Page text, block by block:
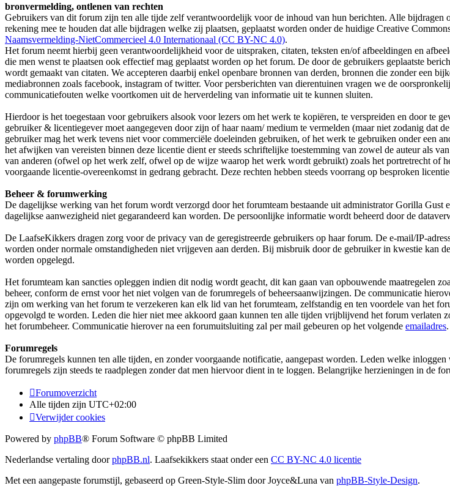
bronvermelding, ontlenen van rechten
Gebruikers van dit forum zijn ten alle tijde zelf verantwoordelijk voor de inhoud van hun berichten. Alle
rekening mee te houden dat alle bijdragen welke zij plaatsen, geplaatst worden onder de huidige Creative
Naamsvermelding-NietCommercieel 4.0 Internationaal (CC BY-NC 4.0).
Het forum neemt hierbij geen verantwoordelijkheid voor de uitspraken, citaten, teksten en/of afbeeldingen en
die men wenst te plaatsen ook effectief mag geplaatst worden op het forum. De door de gebruikers geplaatste
wordt gemaakt van citaten. We accepteren daarbij enkel openbare bronnen van derden, bronnen die zonder een
mediabronnen zoals facebook, instagram of twitter. Voor persberichten van dierentuinen vragen we de
communicatiefouten welke voortkomen uit de herverdeling van informatie uit te kunnen sluiten.
Hierdoor is het toegestaan voor gebruikers alsook voor lezers om het werk te kopiëren, te verspreiden en door te
gebruiker & licentiegever moet aangegeven door zijn of haar naam/ medium te vermelden (maar niet zodanig
gebruiker mag het werk tevens niet voor commerciële doeleinden gebruiken, of het werk te gebruiken onder een
het afwijken van vereisten binnen deze licentie dient er steeds schriftelijke toestemming van zowel de auteur als
van anderen (ofwel op het werk zelf, ofwel op de wijze waarop het werk wordt gebruikt) zoals het portretrecht of
voorgaande licentie-overeenkomst in gedrang gebracht. Deze rechten hebben steeds voorrang op besproken
Beheer & forumwerking
De dagelijkse werking van het forum wordt verzorgd door het forumteam bestaande uit administrator Gorilla
dagelijkse aanwezigheid niet gegarandeerd kan worden. De persoonlijke informatie wordt beheerd door de
De LaafseKikkers dragen zorg voor de privacy van de geregistreerde gebruikers op haar forum. De e-mail/IP-
worden onder normale omstandigheden niet vrijgeven aan derden. Bij misbruik door de gebruiker in kwestie kan
worden opgelegd.
Het forumteam kan sancties opleggen indien dit nodig wordt geacht, dit kan gaan van opbouwende maatregelen
beheer, conform de ernst voor het niet volgen van de forumregels of beheersaanwijzingen. De communicatie
zijn om werking van het forum te verzekeren kan elk lid van het forumteam, zelfstandig en ten voordele van het
opgevolgd te worden. Leden die hier niet mee akkoord gaan kunnen ten alle tijden vrijblijvend het forum
het forumbeheer. Communicatie hierover na een forumuitsluiting zal per mail gebeuren op het volgende emailadres.
Forumregels
De forumregels kunnen ten alle tijden, en zonder voorgaande notificatie, aangepast worden. Leden welke
forumregels zijn steeds te raadplegen zonder dat men hiervoor dient in te loggen. Belangrijke herzieningen in de
Forumoverzicht
Alle tijden zijn UTC+02:00
Verwijder cookies
Powered by phpBB® Forum Software © phpBB Limited
Nederlandse vertaling doorphpBB.nl. Laafsekikkers staat onder een CC BY-NC 4.0 licentie
Met een aangepaste forumstijl, gebaseerd op Green-Style-Slim door Joyce&Luna van phpBB-Style-Design.